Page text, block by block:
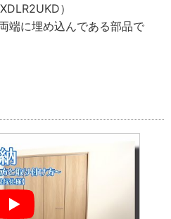
）
端に埋め込んである部品で